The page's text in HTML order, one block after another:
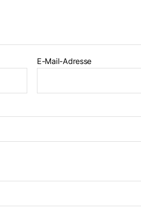
E-Mail-Adresse